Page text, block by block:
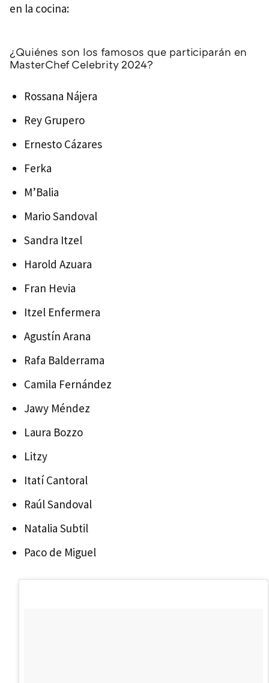
en la cocina:
¿Quiénes son los famosos que participarán en
MasterChef Celebrity 2024?
Rossana Nájera
Rey Grupero
Ernesto Cázares
Ferka
M’Balia
Mario Sandoval
Sandra Itzel
Harold Azuara
Fran Hevia
Itzel Enfermera
Agustín Arana
Rafa Balderrama
Camila Fernández
Jawy Méndez
Laura Bozzo
Litzy
Itatí Cantoral
Raúl Sandoval
Natalia Subtil
Paco de Miguel